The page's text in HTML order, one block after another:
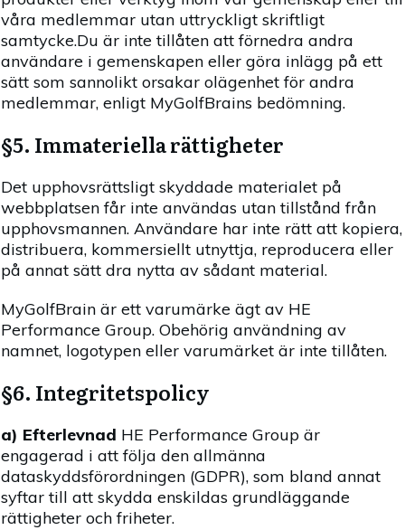
våra medlemmar utan uttryckligt skriftligt
samtycke.Du är inte tillåten att förnedra andra
användare i gemenskapen eller göra inlägg på ett
sätt som sannolikt orsakar olägenhet för andra
medlemmar, enligt MyGolfBrains bedömning.
§5. Immateriella rättigheter
Det upphovsrättsligt skyddade materialet på
webbplatsen får inte användas utan tillstånd från
upphovsmannen. Användare har inte rätt att kopiera,
distribuera, kommersiellt utnyttja, reproducera eller
på annat sätt dra nytta av sådant material.
MyGolfBrain är ett varumärke ägt av HE
Performance Group. Obehörig användning av
namnet, logotypen eller varumärket är inte tillåten.
§6. Integritetspolicy
a) Efterlevnad HE Performance Group är
engagerad i att följa den allmänna
dataskyddsförordningen (GDPR), som bland annat
syftar till att skydda enskildas grundläggande
rättigheter och friheter.